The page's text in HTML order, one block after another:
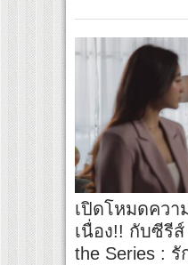
เปิดโหมดคว
เนื่อง!! กับซีรีส์
the Series :